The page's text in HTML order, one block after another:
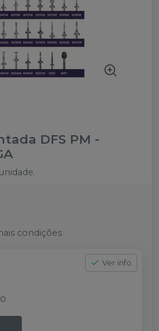
DFS PM -
condições
Ver info